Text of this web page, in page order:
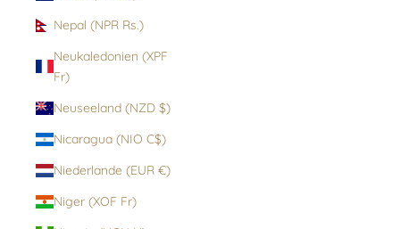
Nepal (NPR Rs.)
Neukaledonien (XPF
Fr)
Neuseeland (NZD $)
Nicaragua (NIO C$)
Niederlande (EUR €)
Niger (XOF Fr)